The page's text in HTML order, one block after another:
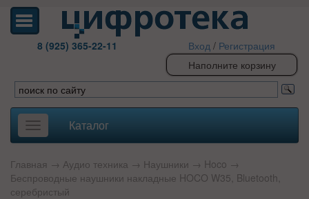
8 (925) 365-22-11 Вход / Регистрация
Наполните корзину
Toggle
navigation
Каталог
Главная → Аудио техника → Наушники → Hoco →
Беспроводные наушники накладные HOCO W35, Bluetooth,
серебристый